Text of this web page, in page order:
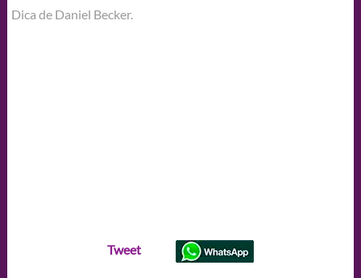
Dica de Daniel Becker.
Tweet